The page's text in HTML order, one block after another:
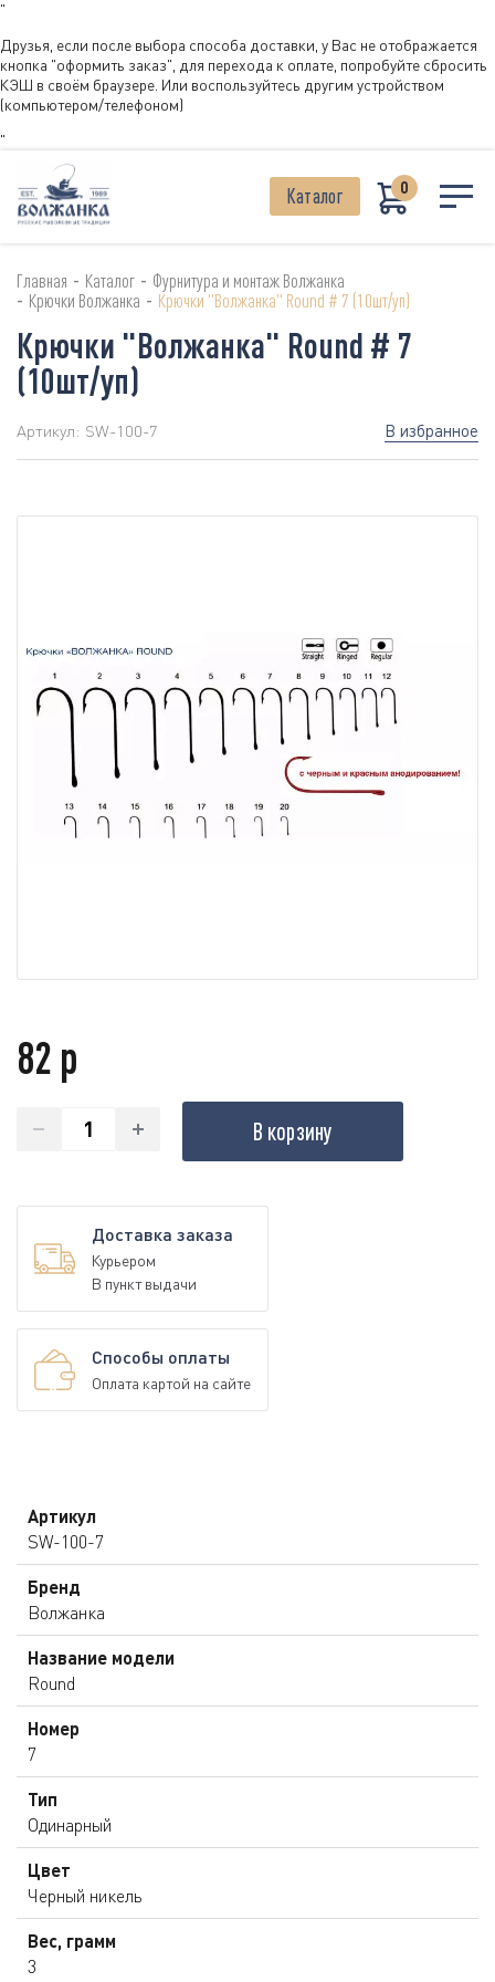
"
Друзья, если после выбора способа доставки, у Вас не отображается
кнопка "оформить заказ", для перехода к оплате, попробуйте сбросить
КЭШ в своём браузере. Или воспользуйтесь другим устройством
(компьютером/телефоном)
"
Каталог 0
Главная - Каталог - Фурнитура и монтаж Волжанка
- Крючки Волжанка - Крючки "Волжанка" Round # 7 (10шт/уп)
Крючки "Волжанка" Round # 7
(10шт/уп)
Артикул: SW-100-7 В избранное
82 р
В корзину
Доставка заказа
Курьером
В пункт выдачи
Способы оплаты
Оплата картой на сайте
Артикул
SW-100-7
Бренд
Волжанка
Название модели
Round
Номер
7
Тип
Одинарный
Цвет
Черный никель
Вес, грамм
3